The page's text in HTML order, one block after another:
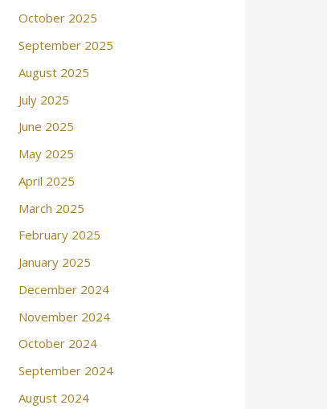
October 2025
September 2025
August 2025
July 2025
June 2025
May 2025
April 2025
March 2025
February 2025
January 2025
December 2024
November 2024
October 2024
September 2024
August 2024